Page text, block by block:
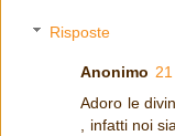
Risposte
Anonimo
Adoro le
, infatti noi